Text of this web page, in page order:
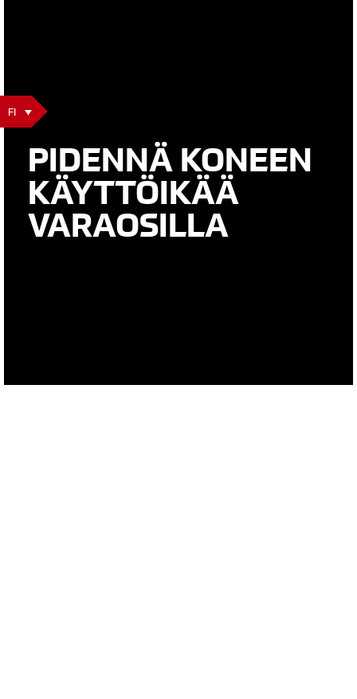
PIDENNÄ KONEEN
KÄYTTÖIKÄÄ
VARAOSILLA
FI